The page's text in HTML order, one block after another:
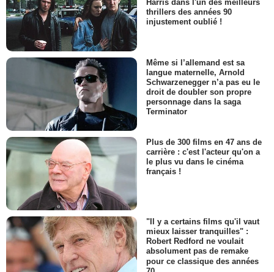
Harris dans l'un des meilleurs
thrillers des années 90
injustement oublié !
Même si l’allemand est sa
langue maternelle, Arnold
Schwarzenegger n’a pas eu le
droit de doubler son propre
personnage dans la saga
Terminator
Plus de 300 films en 47 ans de
carrière : c'est l'acteur qu'on a
le plus vu dans le cinéma
français !
"Il y a certains films qu'il vaut
mieux laisser tranquilles" :
Robert Redford ne voulait
absolument pas de remake
pour ce classique des années